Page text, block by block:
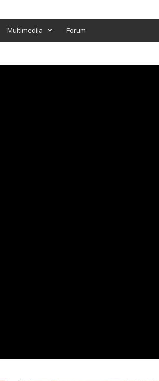
Multimedija Forum